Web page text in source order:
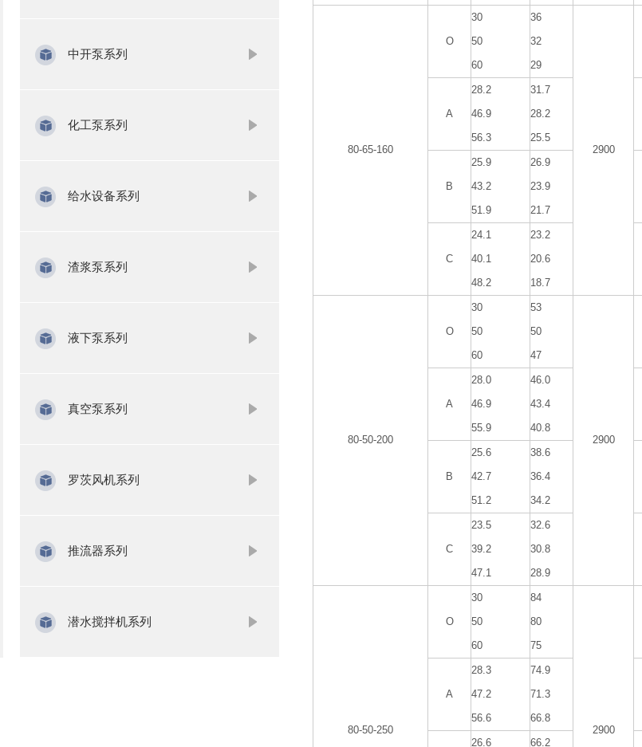
中开泵系列
化工泵系列
给水设备系列
渣浆泵系列
液下泵系列
真空泵系列
罗茨风机系列
推流器系列
潜水搅拌机系列
80-65-160
O
30
50
60
36
32
29
2900
A
28.2
46.9
56.3
31.7
28.2
25.5
B
25.9
43.2
51.9
26.9
23.9
21.7
C
24.1
40.1
48.2
23.2
20.6
18.7
80-50-200
O
30
50
60
53
50
47
2900
A
28.0
46.9
55.9
46.0
43.4
40.8
B
25.6
42.7
51.2
38.6
36.4
34.2
C
23.5
39.2
47.1
32.6
30.8
28.9
80-50-250
O
30
50
60
84
80
75
2900
A
28.3
47.2
56.6
74.9
71.3
66.8
26.6 66.2